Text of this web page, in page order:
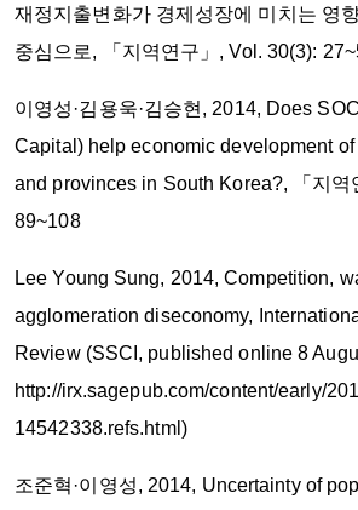
재정지출변화가 경제성장에 미치는 영
중심으로, 「지역연구」, Vol. 30(3):
이영성·김용욱·김승현, 2014, Does
Capital) help economic development
and provinces in South Korea?, 「지역
89~108
Lee Young Sung, 2014, Competition,
agglomeration diseconomy,
Review (SSCI, published online 8
http://irx.sagepub.com/content/early/
14542338.refs.html)
조준혁·이영성, 2014, Uncertainty of